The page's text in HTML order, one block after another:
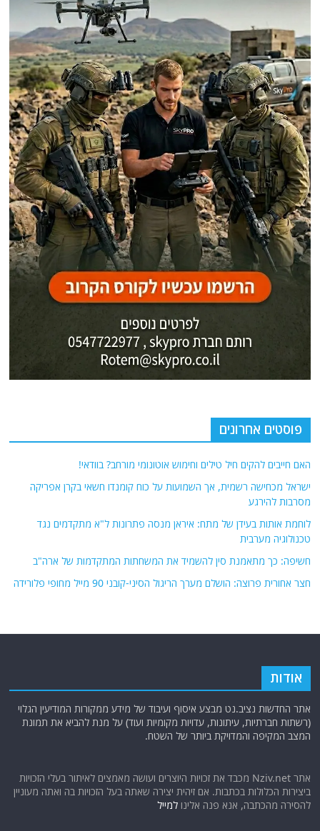
פוסטים אחרונים
האם חייבים להקים חיל טילים וחימוש אוטונומי מורחב? בוודאי!
ישראל מכחישה רשמית, אך השמועות על כוח קומנדו חשאי בקרן אפריקה
מסרבות להירגע
לוחמת אותות בעידן של מתח: איראן מנסה פתרונות ל"א מתקדמים נגד
טכנולוגיה מערבית
חשיפה: כך מתאמנת סין להשמיד את המשחתות המתקדמות של ארה"ב
חצר אחורית פרוצה: הושלם מערך הריגול הסיני-קובני 90 מייל מחופי פלורידה
אודות
אתר החדשות נציב.נט מבצע איסוף ועיבוד של מידע ממקורות המודיעין הגלוי
(רשתות חברתיות, עיתונות, עדויות מקומיות ועוד) על מנת להביא את תמונת
המצב המקיפה והמדויקת ביותר של השטח.
אתר Nziv.net מכבד את זכויות היוצרים ועושה מאמצים לאיתור בעלי הזכויות
ביצירות הכלולות בכתבות. אם זיהית יצירה שאתה בעל הזכויות בה ואתה מעוניין
להסירה מהכתבה, אנא פנה אלינולמייל